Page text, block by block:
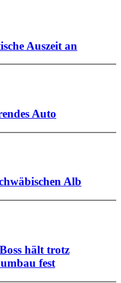
Auszeit an
Auto
Alb
hält trotz
fest